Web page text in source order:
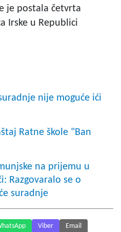
je postala četvrta
Irske u Republici
nije moguće ići
Ratne škole "Ban
na prijemu u
Razgovaralo se o
suradnje
Viber Email